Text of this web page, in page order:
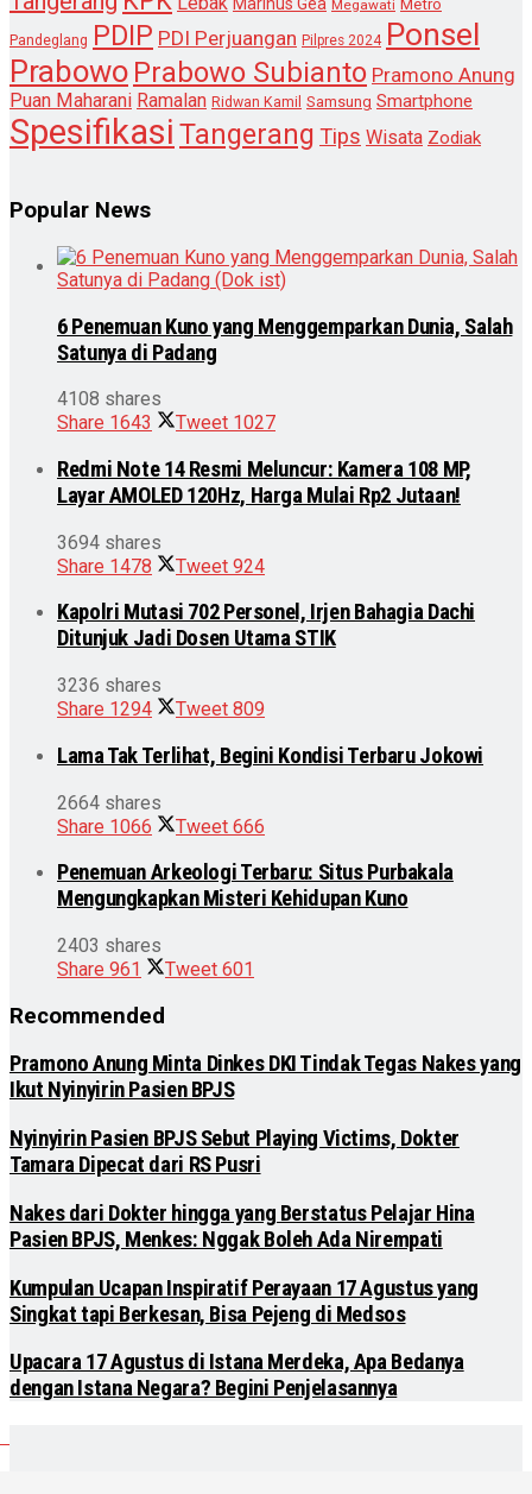
Marinus Gea Megawati Metro
Pandeglang PDIP PDI Perjuangan Pilpres 2024 Ponsel
Prabowo Prabowo Subianto Pramono Anung
Puan Maharani Ramalan Ridwan Kamil Samsung Smartphone
Spesifikasi Tangerang Tips Wisata Zodiak
Popular News
6 Penemuan Kuno yang Menggemparkan Dunia, Salah
Satunya di Padang
4108 shares
Share 1643 Tweet 1027
Redmi Note 14 Resmi Meluncur: Kamera 108 MP,
Layar AMOLED 120Hz, Harga Mulai Rp2 Jutaan!
3694 shares
Share 1478 Tweet 924
Kapolri Mutasi 702 Personel, Irjen Bahagia Dachi
Ditunjuk Jadi Dosen Utama STIK
3236 shares
Share 1294 Tweet 809
Lama Tak Terlihat, Begini Kondisi Terbaru Jokowi
2664 shares
Share 1066 Tweet 666
Penemuan Arkeologi Terbaru: Situs Purbakala
Mengungkapkan Misteri Kehidupan Kuno
2403 shares
Share 961 Tweet 601
Recommended
Pramono Anung Minta Dinkes DKI Tindak Tegas Nakes yang
Ikut Nyinyirin Pasien BPJS
Nyinyirin Pasien BPJS Sebut Playing Victims, Dokter
Tamara Dipecat dari RS Pusri
Nakes dari Dokter hingga yang Berstatus Pelajar Hina
Pasien BPJS, Menkes: Nggak Boleh Ada Nirempati
Kumpulan Ucapan Inspiratif Perayaan 17 Agustus yang
Singkat tapi Berkesan, Bisa Pejeng di Medsos
Upacara 17 Agustus di Istana Merdeka, Apa Bedanya
dengan Istana Negara? Begini Penjelasannya